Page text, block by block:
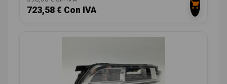
723,58 € Con IVA